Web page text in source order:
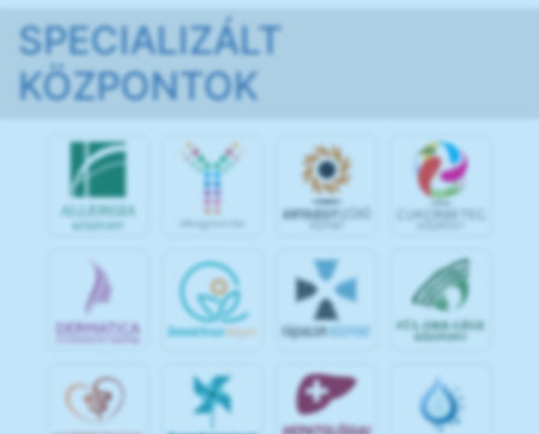
SPECIALIZÁLT
KÖZPONTOK